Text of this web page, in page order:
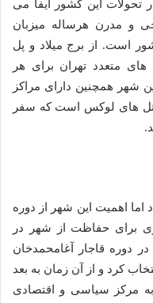
این کشور ایفا می
و مدرن هرساله میزبان
است. از برج میلاد و پل
متعدد تهران برای هر
شهر همچنین دارای مراکز
های لوکس است که سفر
اما اهمیت این شهر از دوره
برای حفاظت از شهر در
دوره قاجار آغامحمدخان
کرد و از آن زمان به بعد
مرکز سیاسی و اقتصادی